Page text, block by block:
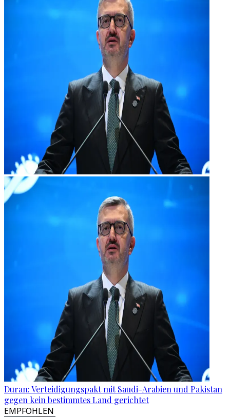
Duran: Verteidigungspakt mit Saudi-Arabien und Pakistan
gegen kein bestimmtes Land gerichtet
EMPFOHLEN